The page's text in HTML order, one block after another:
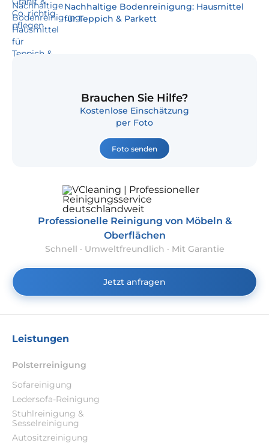
Nachhaltige Bodenreinigung: Hausmittel
für Teppich & Parkett
Brauchen Sie Hilfe?
Kostenlose Einschätzung
per Foto
Foto senden
Professionelle Reinigung von Möbeln &
Oberflächen
Schnell · Umweltfreundlich · Mit Garantie
Jetzt anfragen
Leistungen
Polsterreinigung
Sofareinigung
Ledersofa-Reinigung
Stuhlreinigung &
Sesselreinigung
Autositzreinigung